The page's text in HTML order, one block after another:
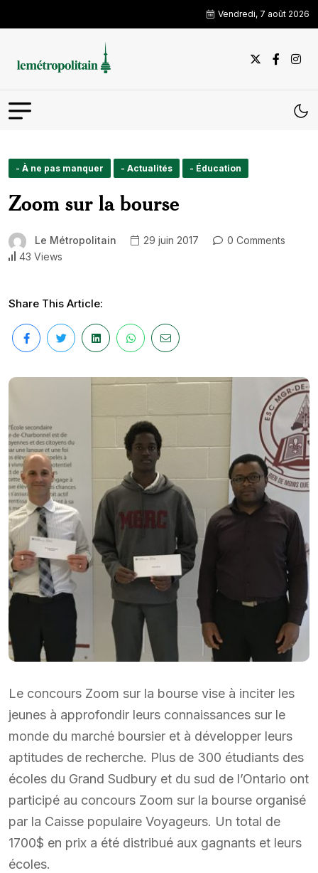
Vendredi, 7 août 2026
- À ne pas manquer - Actualités - Éducation
Zoom sur la bourse
Le Métropolitain 29 juin 2017
0 Comments
43 Views
Share This Article:
Le concours Zoom sur la bourse vise à inciter les
jeunes à approfondir leurs connaissances sur le
monde du marché boursier et à développer leurs
aptitudes de recherche. Plus de 300 étudiants des
écoles du Grand Sudbury et du sud de l’Ontario ont
participé au concours Zoom sur la bourse organisé
par la Caisse populaire Voyageurs. Un total de
1700$ en prix a été distribué aux gagnants et leurs
écoles.